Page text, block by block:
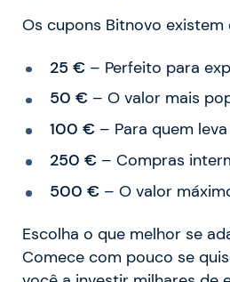
Os cupons Bitnovo existem
25 €– Perfeito para
50 €– O valor mais
100 €– Para quem
250 €– Compras
500 €– O valor
Escolha o que melhor se
Comece com pouco se